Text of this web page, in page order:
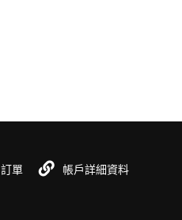
訂單 帳戶詳細資料